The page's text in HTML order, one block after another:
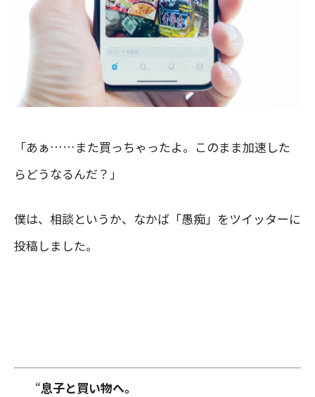
「あぁ……また買っちゃったよ。このまま加速した
らどうなるんだ？」
僕は、相談というか、なかば「愚痴」をツイッターに
投稿しました。
“息子と買い物へ。